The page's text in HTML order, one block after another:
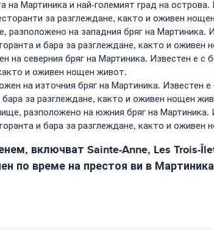
Мартиника и най-големият град на
за разглеждане, както и оживен
разположено на западния бряг на
и бара за разглеждане, както и оживен
на северния бряг на Мартиника. Известен е с
и оживен нощен живот.
на източния бряг на Мартиника. Известен
за разглеждане, както и оживен нощен
разположено на южния бряг на
и бара за разглеждане, както и оживен
включват Sainte-Anne, Les Trois-
по време на престоя ви в